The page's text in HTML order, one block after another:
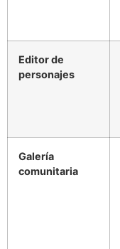
Editor de
personajes
Galería
comunitaria